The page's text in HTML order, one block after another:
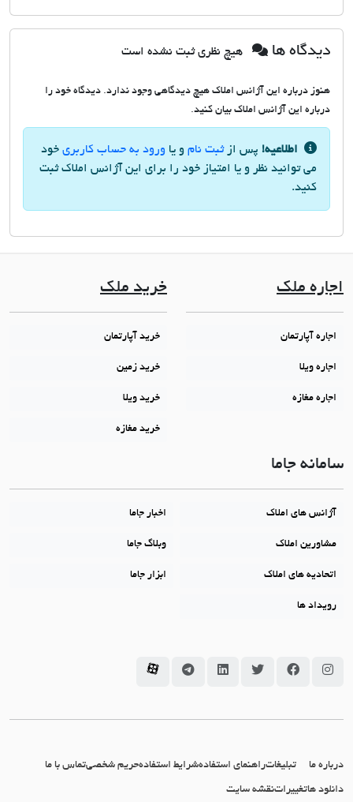
دیدگاه ها هیچ نظری ثبت نشده است
هنوز درباره این آژانس املاک هیچ دیدگاهی وجود ندارد. دیدگاه خود را
درباره این آژانس املاک بیان کنید.
اطلاعیه! پس ازثبت نام و یا ورود به حساب کاربری خود
می توانید نظر و یا امتیاز خود را برای این آژانس املاک ثبت
کنید.
اجاره ملک
اجاره آپارتمان
اجاره ویلا
اجاره مغازه
خرید ملک
خرید آپارتمان
خرید زمین
خرید ویلا
خرید مغازه
سامانه جاما
آژانس های املاک اخبار جاما
مشاورین املاک وبلاگ جاما
اتحادیه های املاک ابزار جاما
رویداد ها
سامانه جاما در اینستاگرام
سامانه جاما در فیسبوک
سامانه جاما در توئیتر
سامانه جاما در لینکداین
سامانه جاما در تلگرام
سامانه جاما در آپارات
درباره ما تبلیغاتراهنمای استفادهشرایط استفادهحریم شخصیتماس با ما
دانلود هاتغییراتنقشه سایت